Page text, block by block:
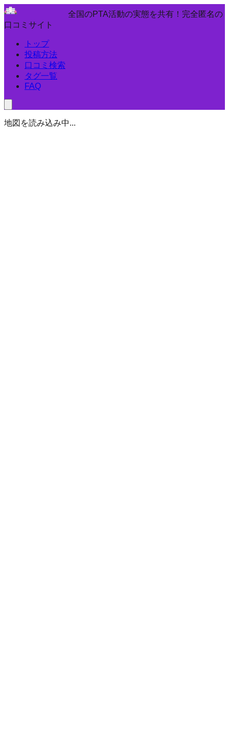
全国のPTA活動の実態を共有！完全匿名の
口コミサイト
トップ
投稿方法
口コミ検索
タグ一覧
FAQ
地図を読み込み中...